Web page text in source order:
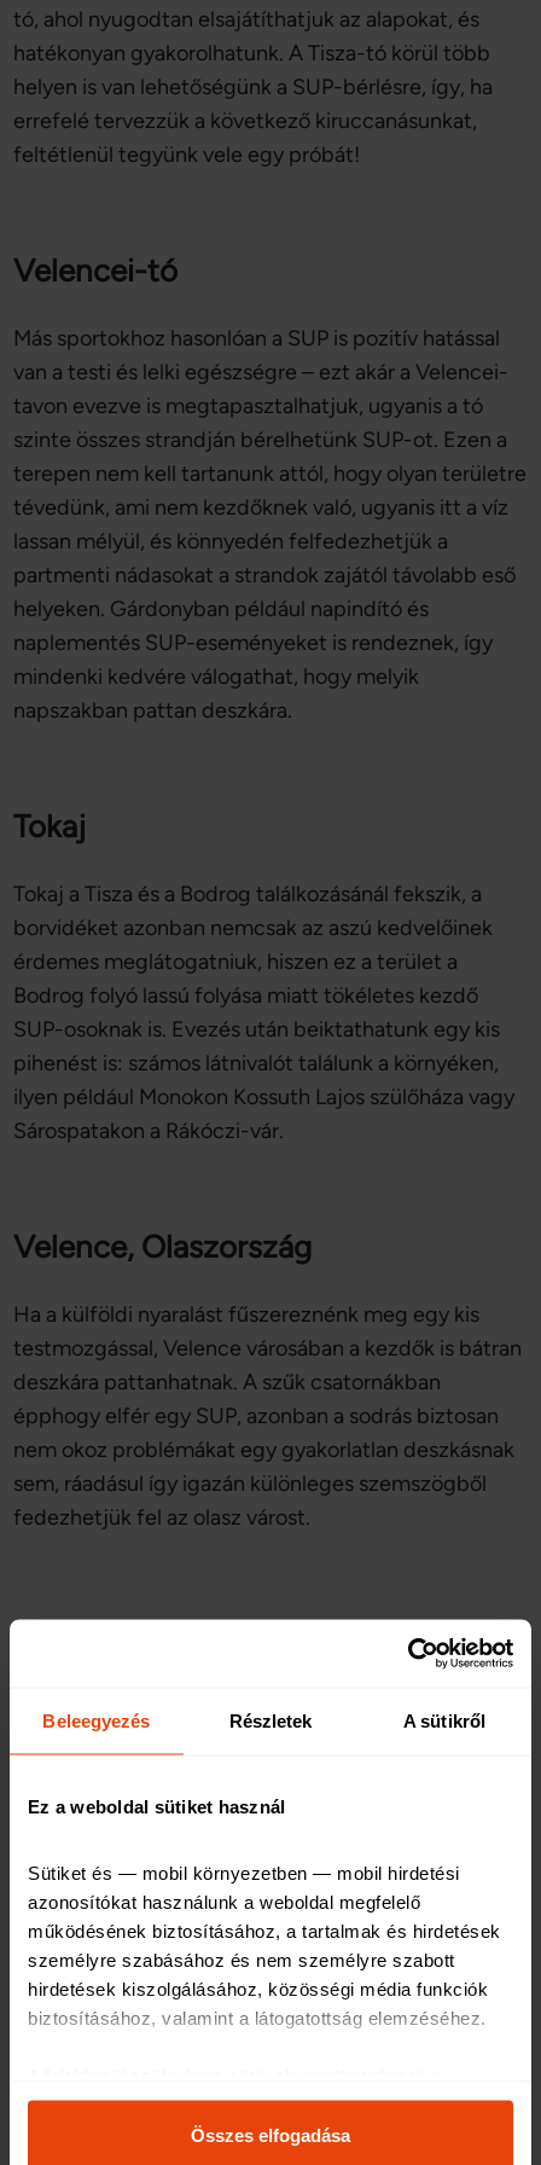
Beleegyezés Részletek A sütikről
Ez a weboldal sütiket használ
Sütiket és — mobil környezetben — mobil hirdetési
azonosítókat használunk a weboldal megfelelő
működésének biztosításához, a tartalmak és hirdetések
személyre szabásához és nem személyre szabott
hirdetések kiszolgálásához, közösségi média funkciók
biztosításához, valamint a látogatottság elemzéséhez.
weboldal működéséhez, ezért ezek nem kapcsolhatók ki
Összes elfogadása
tó, ahol nyugodtan elsajátíthatjuk az alapokat, és
hatékonyan gyakorolhatunk. A Tisza-tó körül több
helyen is van lehetőségünk a SUP-bérlésre, így, ha
errefelé tervezzük a következő kiruccanásunkat,
feltétlenül tegyünk vele egy próbát!
Velencei-tó
Más sportokhoz hasonlóan a SUP is pozitív hatással
van a testi és lelki egészségre – ezt akár a Velencei-
tavon evezve is megtapasztalhatjuk, ugyanis a tó
szinte összes strandján bérelhetünk SUP-ot. Ezen a
terepen nem kell tartanunk attól, hogy olyan területre
tévedünk, ami nem kezdőknek való, ugyanis itt a víz
lassan mélyül, és könnyedén felfedezhetjük a
partmenti nádasokat a strandok zajától távolabb eső
helyeken. Gárdonyban például napindító és
naplementés SUP-eseményeket is rendeznek, így
mindenki kedvére válogathat, hogy melyik
napszakban pattan deszkára.
Tokaj
Tokaj a Tisza és a Bodrog találkozásánál fekszik, a
borvidéket azonban nemcsak az aszú kedvelőinek
érdemes meglátogatniuk, hiszen ez a terület a
Bodrog folyó lassú folyása miatt tökéletes kezdő
SUP-osoknak is. Evezés után beiktathatunk egy kis
pihenést is: számos látnivalót találunk a környéken,
ilyen például Monokon Kossuth Lajos szülőháza vagy
Sárospatakon a Rákóczi-vár.
Velence, Olaszország
Ha a külföldi nyaralást fűszereznénk meg egy kis
testmozgással, Velence városában a kezdők is bátran
deszkára pattanhatnak. A szűk csatornákban
épphogy elfér egy SUP, azonban a sodrás biztosan
nem okoz problémákat egy gyakorlatlan deszkásnak
sem, ráadásul így igazán különleges szemszögből
fedezhetjük fel az olasz várost.
Amszterdam, Hollandia
felfedezhető egy SUP-túra keretén belül. Képzeljük
egy nyugodt délutánon, ahogy elevezünk a mesebeli,
pedig kellőképpen elfáradtunk, térjünk vissza a
szárazföldre, és látogassuk meg a Van Gogh
Múzeumot vagy az Anne Frank Házat.
A Gannel folyó alsó része nyugodt vizével zavartalan